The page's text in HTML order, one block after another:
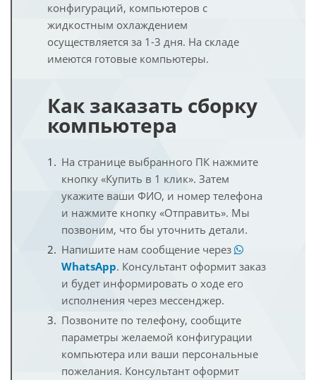
конфигураций, компьютеров с
жидкостным охлаждением
осуществляется за 1-3 дня. На складе
имеются готовые компьютеры.
Как заказать сборку
компьютера
На странице выбранного ПК нажмите
кнопку «Купить в 1 клик». Затем
укажите ваши ФИО, и номер телефона
и нажмите кнопку «Отправить». Мы
позвоним, что бы уточнить детали.
Напишите нам сообщение через
WhatsApp. Консультант оформит заказ
и будет информировать о ходе его
исполнения через мессенджер.
Позвоните по телефону, сообщите
параметры желаемой конфигурации
компьютера или ваши персональные
пожелания. Консультант оформит